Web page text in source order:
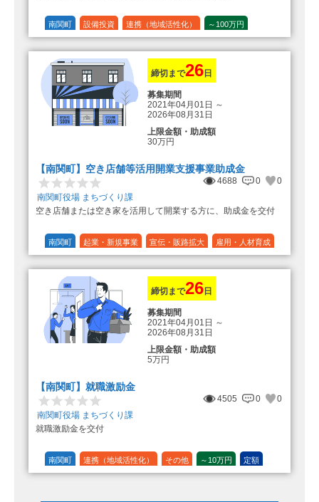
（3）住宅リフォーム 経費の20％
の額（限度額50万円）
（最大で50万円＋25万円加算＝75万
南関町 設備投資 連携（地域活性化） ～100万円
締切まで26 日
募集期間
2021年04月01日 ～
2026年08月31日
上限金額・助成額
30万円
【南関町】空き店舗等活用開業支援事業助成金
4688 0
0
南関町役場 まちづくり課
空き店舗または空き家を活用して開業する方に、助成金を交付
南関町 起業・新規事業 宣伝・販路拡大 雇用・人材育成
1/3 (33%)
締切まで26日
募集期間
2021年04月01日 ～
2026年08月31日
上限金額・助成額
5万円
【南関町】就職激励金
4505 0
0
南関町役場 まちづくり課
就職激励金を交付
南関町 連携（地域活性化） その他 ～10万円 定額